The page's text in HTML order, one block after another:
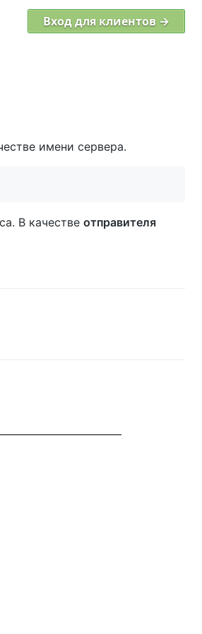
Вход для клиентов →
имени сервера.
В качестве отправителя